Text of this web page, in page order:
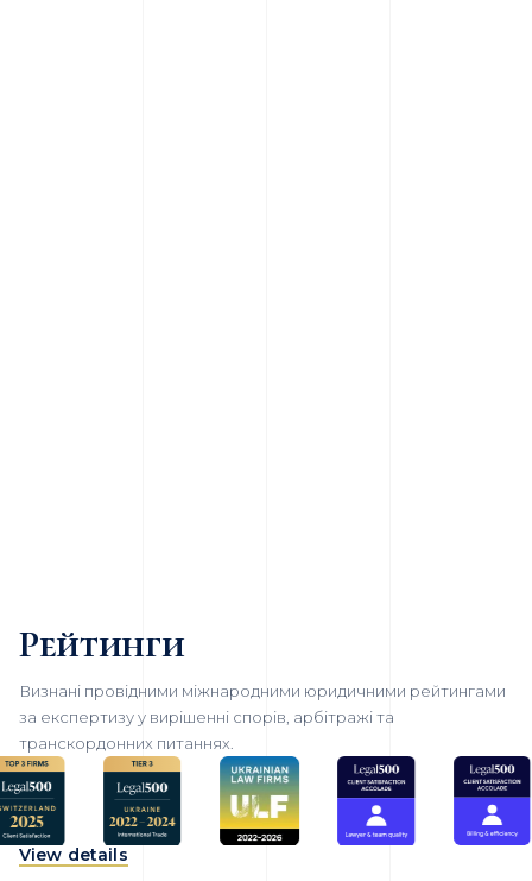
Рейтинги
Визнані провідними міжнародними юридичними рейтингами
за експертизу у вирішенні спорів, арбітражі та
транскордонних питаннях.
View details